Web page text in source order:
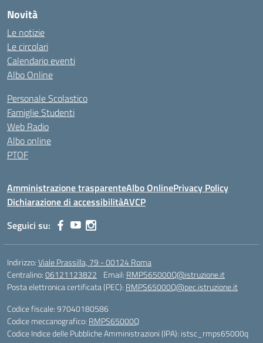
Novità
Le notizie
Le circolari
Calendario eventi
Albo Online
Personale Scolastico
Famiglie Studenti
Web Radio
Albo online
PTOF
Amministrazione trasparenteAlbo OnlinePrivacy Policy
Dichiarazione di accessibilitàAVCP
Seguici su:
Indirizzo:Viale Prassilla, 79 - 00124 Roma
Centralino:06121123822 Email: RMPS65000Q@istruzione.it
Posta elettronica certificata (PEC): RMPS65000Q@pec.istruzione.it
Codice fiscale: 97040180586
Codice meccanografico: RMPS65000Q
Codice Indice delle Pubbliche Amministrazioni (IPA): istsc_rmps65000q